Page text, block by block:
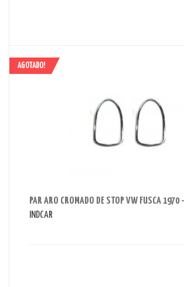
AGOTADO!
PAR ARO CROMADO DE STOP VW FUSCA
INDCAR